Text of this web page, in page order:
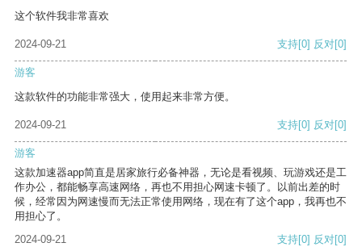
这个软件我非常喜欢
2024-09-21 支持[0] 反对[0]
游客
这款软件的功能非常强大，使用起来非常方便。
2024-09-21 支持[0] 反对[0]
游客
这款加速器app简直是居家旅行必备神器，无论是看视频、玩游戏还是工
作办公，都能畅享高速网络，再也不用担心网速卡顿了。以前出差的时
候，经常因为网速慢而无法正常使用网络，现在有了这个app，我再也不
用担心了。
2024-09-21
支持[0] 反对[0]